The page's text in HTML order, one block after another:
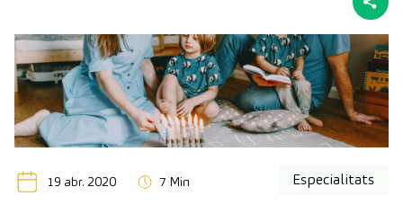
19 abr. 2020 7 Min Especialitats